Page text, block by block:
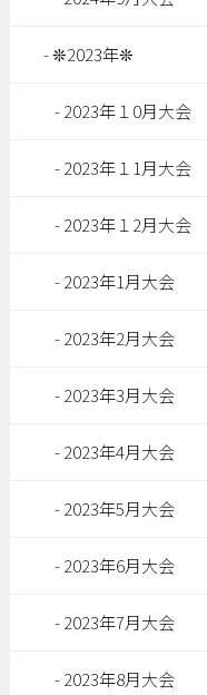
❊2023年❊
2023年１0月大会
2023年１1月大会
2023年１2月大会
2023年1月大会
2023年2月大会
2023年3月大会
2023年4月大会
2023年5月大会
2023年6月大会
2023年7月大会
2023年8月大会